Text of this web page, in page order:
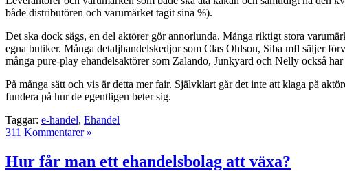
både distributören och varumärket tagit sina %).
Det ska dock sägs, en del aktörer gör annorlunda. Många riktigt stora
egna butiker. Många detaljhandelskedjor som Clas Ohlson, Siba mfl säljer
många pure-play ehandelsaktörer som Zalando, Junkyard och Nelly också
På många sätt och vis är detta mer fair. Självklart går det inte att klaga på
fundera på hur de egentligen beter sig.
Taggar: e-handel, Ehandel
311 Kommentarer »
Hur får man ett ehandelsbolag att växa?